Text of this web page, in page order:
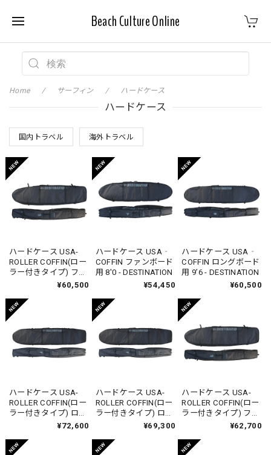
Beach Culture Online
Home サーフィン ハードケース
ハードケース
国内トラベル 海外トラベル
ハードケース USA-
ROLLER COFFIN(ロー
ラー付きタイプ) ファ
ンボード用 7'6 -¥60,500
ハードケース USA‐
COFFIN ファンボード
用 8'0 - DESTINATION
¥54,450
ハードケース USA‐
COFFIN ロングボード
用 9’6 - DESTINATION
¥60,500
ハードケース USA-
ROLLER COFFIN(ロー
ラー付きタイプ) ロン
グボード用 10'0 -¥72,600
ハードケース USA-
ROLLER COFFIN(ロー
ラー付きタイプ) ロン
グボード用 9'6 -¥69,300
ハードケース USA-
ROLLER COFFIN(ロー
ラー付きタイプ) ファ
ンボード用 8'0 -¥62,700